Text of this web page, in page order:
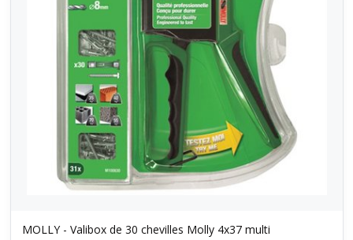
MOLLY - Valibox de 30 chevilles Molly 4x37 multi